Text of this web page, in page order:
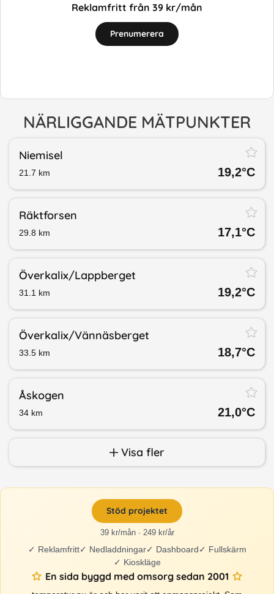
Reklamfritt från 39 kr/mån
Prenumerera
NÄRLIGGANDE MÄTPUNKTER
Niemisel
21.7 km 19,2°C
Räktforsen
29.8 km 17,1°C
Överkalix/​Lappberget
31.1 km 19,2°C
Överkalix/​Vännäsberget
33.5 km 18,7°C
Åskogen
34 km 21,0°C
Visa fler
Stöd projektet
39 kr/mån · 249 kr/år
✓ Reklamfritt✓ Nedladdningar✓ Dashboard✓ Fullskärm
✓ Kioskläge
En sida byggd med omsorg sedan 2001